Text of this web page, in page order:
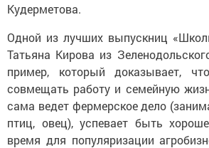
Кудерметова.
Одной из лучших выпускниц
Татьяна Кирова из
пример, который доказывает,
совмещать работу и семейную
сама ведет фермерское дело
птиц, овец), успевает быть
время для популяризации